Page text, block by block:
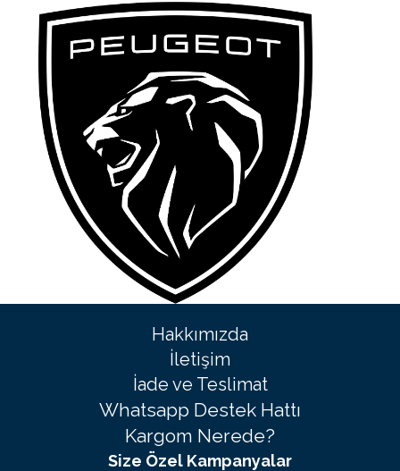
Hakkımızda
İletişim
İade ve Teslimat
Whatsapp Destek Hattı
Kargom Nerede?
Size Özel Kampanyalar